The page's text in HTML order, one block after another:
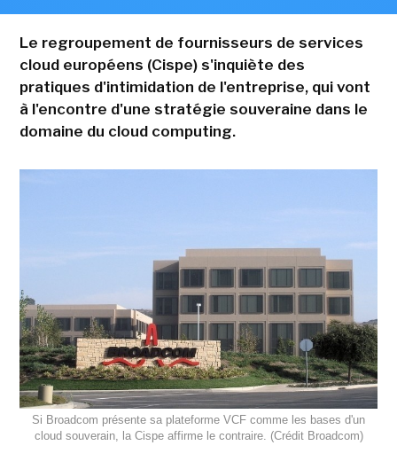
Le regroupement de fournisseurs de services
cloud européens (Cispe) s'inquiète des
pratiques d'intimidation de l'entreprise, qui vont
à l'encontre d'une stratégie souveraine dans le
domaine du cloud computing.
Si Broadcom présente sa plateforme VCF comme les bases d'un
cloud souverain, la Cispe affirme le contraire. (Crédit Broadcom)